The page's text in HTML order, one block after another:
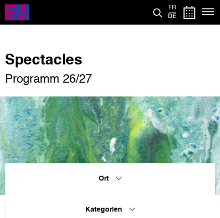
Direkt
zum
Inhalt
FR
DE
Spectacles
Programm 26/27
Ort
Kategorien